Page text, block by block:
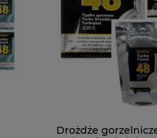
Drożdże